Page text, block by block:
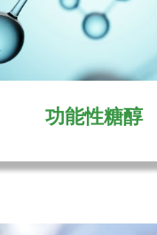
功能性糖醇